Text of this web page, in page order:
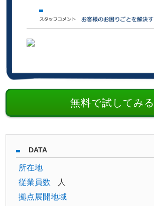
無料で試してみる
DATA
所在地
従業員数
人
拠点展開地域